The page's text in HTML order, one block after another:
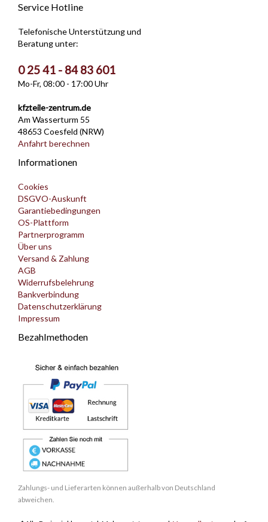
Service Hotline
Telefonische Unterstützung und
Beratung unter:
0 25 41 - 84 83 601
Mo-Fr, 08:00 - 17:00 Uhr
kfzteile-zentrum.de
Am Wasserturm 55
48653 Coesfeld (NRW)
Anfahrt berechnen
Informationen
Cookies
DSGVO-Auskunft
Garantiebedingungen
OS-Plattform
Partnerprogramm
Über uns
Versand & Zahlung
AGB
Widerrufsbelehrung
Bankverbindung
Datenschutzerklärung
Impressum
Bezahlmethoden
Zahlungs- und Lieferarten können außerhalb von Deutschland
abweichen.